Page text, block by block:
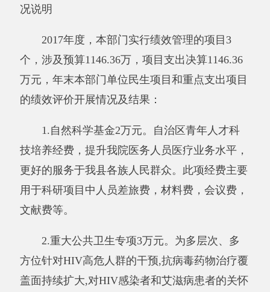
年的“财政拨款收入”、“财政拨款结转和结余资
金”、“事业收入”、“事业单位经营收入”、“其他
收入”不足以安排当年支出的情况下，使用以前
后按国家规定提取、用于弥补以后年度收支差额
的基金）弥补本年度收支缺口的资金。
上年结转和结余：指以前年度支出预算因客
观条件变化未执行完毕、结转到本年度按有关规
定继续使用的资金，既包括财政拨款结转和结
余，也包括事业收入、经营收入、其他收入的结
年末结转和结余：指本年度或以前年度预算